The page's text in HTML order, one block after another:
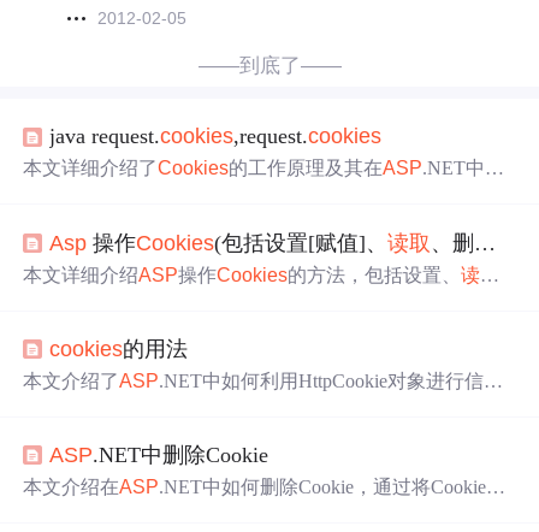
2012-02-05
——到底了——
java request.cookies,request.cookies
本文详细介绍了Cookies的工作原理及其在ASP.NET中的
ookies，并给出了在IE中设置Cookie的建议，强调了Cooki
es相对于Session的优势在于不占用服务器资源。
Asp 操作Cookies(包括设置[赋值]、读取 、删除[设置过期时间])
本文详细介绍ASP操作Cookies的方法，包括设置、读取
cookies的用法
本文介绍了ASP.NET中如何利用HttpCookie对象进行信息
ASP.NET中删除Cookie
本文介绍在ASP.NET中如何删除Cookie，通过将Cookie的